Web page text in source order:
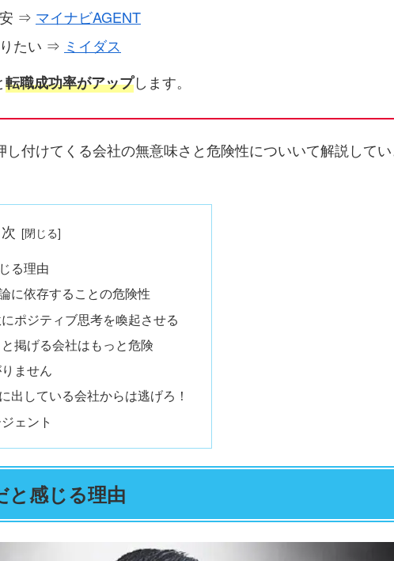
⇒ マイナビAGENT
たい ⇒ ミイダス
転職成功率がアップします。
付けてくる会社の無意味さと危険性についいて解説してい
る理由
に依存することの危険性
ポジティブ思考を喚起させる
掲げる会社はもっと危険
ません
出している会社からは逃げろ！
ェント
と感じる理由